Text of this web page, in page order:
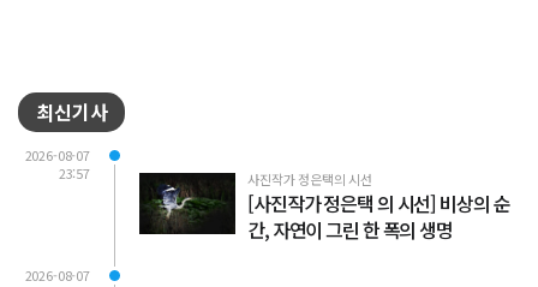
최신기사
2026-08-07
23:57
사진작가 정은택의 시선
[사진작가 정은택 의 시선] 비상의 순
간, 자연이 그린 한 폭의 생명
2026-08-07